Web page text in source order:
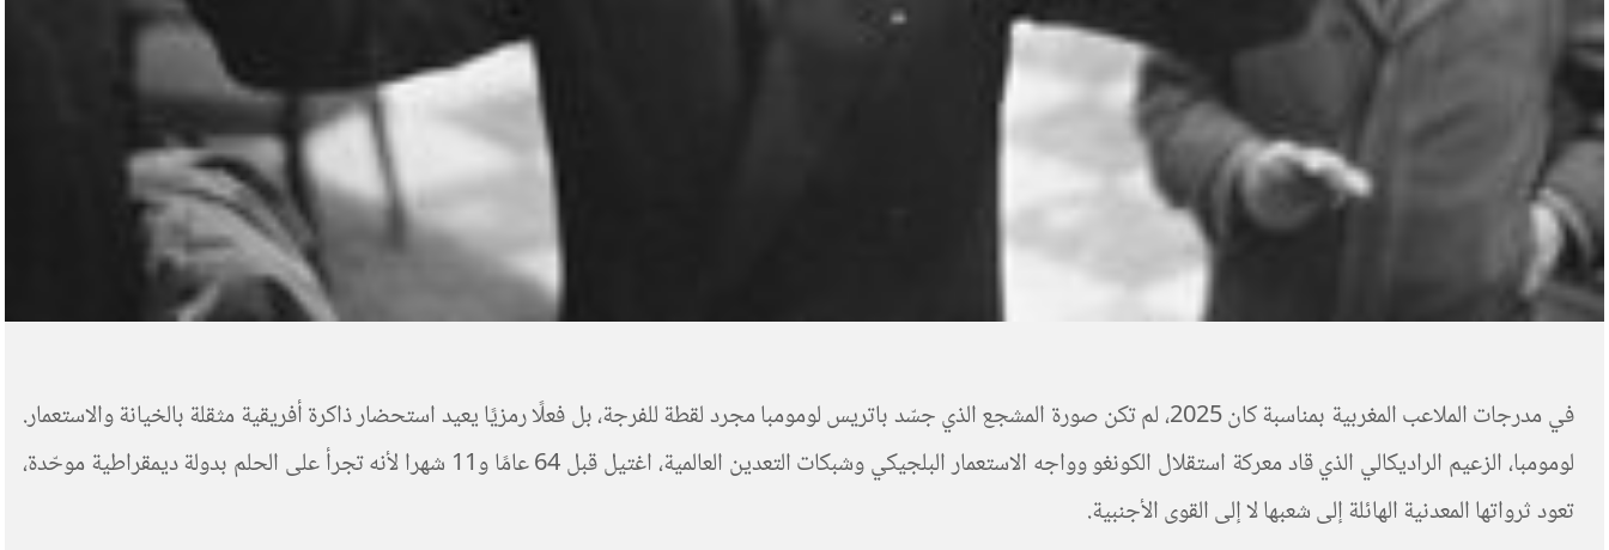
في مدرجات الملاعب المغربية بمناسبة كان 2025، لم تكن صورة المشجع الذي جسّد باتريس لومومبا مجرد لقطة للفرجة، بل فعلًا رمزيًا يعيد استحضار ذاكرة أفريقية مثقلة بالخيانة والاستعمار.
لومومبا، الزعيم الراديكالي الذي قاد معركة استقلال الكونغو وواجه الاستعمار البلجيكي وشبكات التعدين العالمية، اغتيل قبل64 عامًا و11 شهرا
لأنه تجرأ على الحلم بدولة ديمقراطية موحّدة،
تعود ثرواتها المعدنية الهائلة إلى شعبها لا إلى القوى الأجنبية.